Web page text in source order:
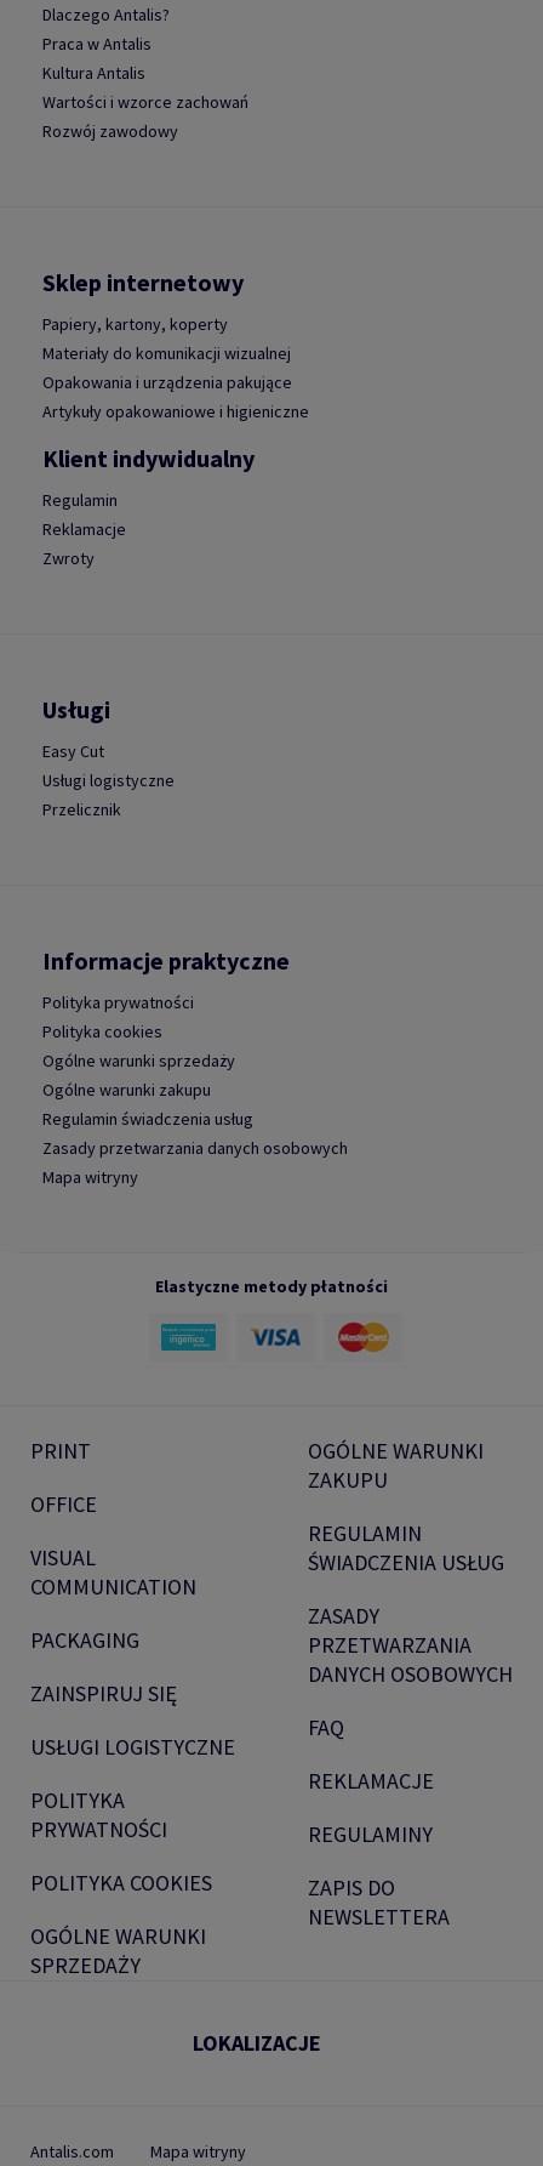
Dlaczego Antalis?
Praca w Antalis
Kultura Antalis
Wartości i wzorce zachowań
Rozwój zawodowy
Sklep internetowy
Papiery, kartony, koperty
Materiały do komunikacji wizualnej
Opakowania i urządzenia pakujące
Artykuły opakowaniowe i higieniczne
Klient indywidualny
Regulamin
Reklamacje
Zwroty
Usługi
Easy Cut
Usługi logistyczne
Przelicznik
Informacje praktyczne
Polityka prywatności
Polityka cookies
Ogólne warunki sprzedaży
Ogólne warunki zakupu
Regulamin świadczenia usług
Zasady przetwarzania danych osobowych
Mapa witryny
Elastyczne metody płatności
PRINT
OFFICE
VISUAL
COMMUNICATION
PACKAGING
ZAINSPIRUJ SIĘ
USŁUGI LOGISTYCZNE
POLITYKA
PRYWATNOŚCI
POLITYKA COOKIES
OGÓLNE WARUNKI
SPRZEDAŻY
OGÓLNE WARUNKI
ZAKUPU
REGULAMIN
ŚWIADCZENIA USŁUG
ZASADY
PRZETWARZANIA
DANYCH OSOBOWYCH
FAQ
REKLAMACJE
REGULAMINY
ZAPIS DO
NEWSLETTERA
LOKALIZACJE
Antalis.com Mapa witryny